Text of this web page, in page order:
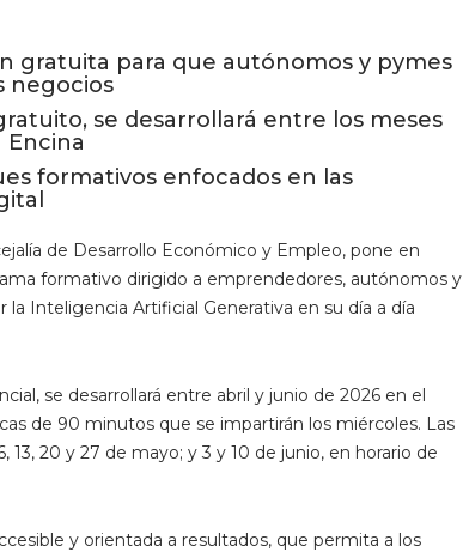
gratuita para que autónomos y pymes
negocios
se desarrollará entre los meses
Encina
formativos enfocados en las
de Desarrollo Económico y Empleo, pone en
formativo dirigido a emprendedores, autónomos y
Inteligencia Artificial Generativa en su día a día
se desarrollará entre abril y junio de 2026 en el
de 90 minutos que se impartirán los miércoles. Las
13, 20 y 27 de mayo; y 3 y 10 de junio, en horario de
y orientada a resultados, que permita a los